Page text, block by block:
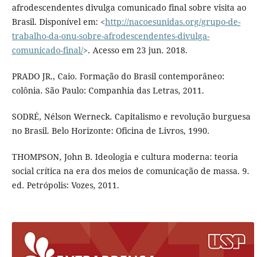
afrodescendentes divulga comunicado final sobre visita ao
Brasil. Disponível em: <http://nacoesunidas.org/grupo-de-
trabalho-da-onu-sobre-afrodescendentes-divulga-
comunicado-final/>. Acesso em 23 jun. 2018.
PRADO JR., Caio. Formação do Brasil contemporâneo:
colônia. São Paulo: Companhia das Letras, 2011.
SODRÉ, Nélson Werneck. Capitalismo e revolução burguesa
no Brasil. Belo Horizonte: Oficina de Livros, 1990.
THOMPSON, John B. Ideologia e cultura moderna: teoria
social crítica na era dos meios de comunicação de massa. 9.
ed. Petrópolis: Vozes, 2011.